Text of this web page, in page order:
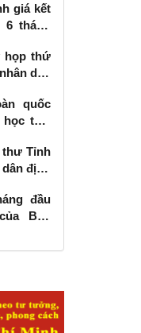
giá kết
6 tháng
họp thứ
dân
quốc
tập,
Nghị
NQ/TW
tế có
nước
Tỉnh
định
đầu
Ban
dự án
tải